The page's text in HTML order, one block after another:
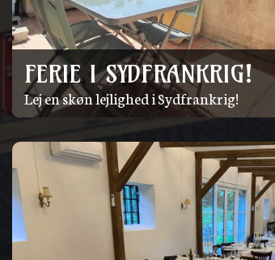
FERIE I SYDFRANKRIG!
Lej en skøn lejlighed i Sydfrankrig!